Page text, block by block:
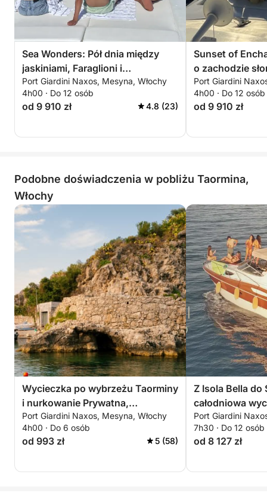
Sea Wonders: Pół dnia między
jaskiniami, Faraglioni i
nurkowaniem w Taorminie
Port Giardini Naxos, Mesyna, Włochy
4h00 · Do 12 osób
od 9 910 zł 4.8 (23)
Sunset of
o zachodzie
zatoką Naxos a
Port Giardini
4h00 · Do 12 osób
od 9 910 zł
Podobne doświadczenia w pobliżu Taormina,
Włochy
Wycieczka po wybrzeżu Taorminy
i nurkowanie Prywatna,
spersonalizowana wycieczka po
krystalicznie czystych wodach,
zatokach i ukrytych jaskiniach z
Port Giardini Naxos, Mesyna, Włochy
4h00 · Do 6 osób
od 993 zł 5 (58)
Z Isola Bella
całodniowa
Port Giardini
7h30 · Do 12 osób
od 8 127 zł